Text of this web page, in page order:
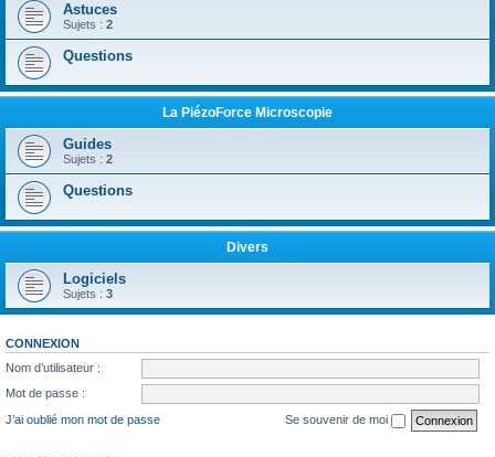
Astuces
Sujets : 2
Questions
La PiézoForce Microscopie
Guides
Sujets : 2
Questions
Divers
Logiciels
Sujets : 3
CONNEXION
Nom d’utilisateur :
Mot de passe :
J’ai oublié mon mot de passe
Se souvenir de moi